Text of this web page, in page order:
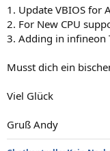
1. Update VBIOS for
2. For New CPU
3. Adding in infineon
Musst dich ein
Viel Glück
Gruß Andy